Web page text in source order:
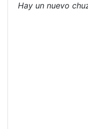
Hay un nuevo